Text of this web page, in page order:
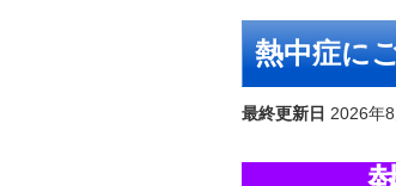
水道・エネルギー
住まい・土地
環境問題・廃棄物対
イクル
まちづくり
熱中症に
最終更新日 2026年